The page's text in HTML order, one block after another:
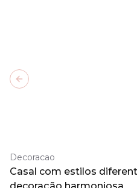
Decoracao
Casal com estilos
Previous slide